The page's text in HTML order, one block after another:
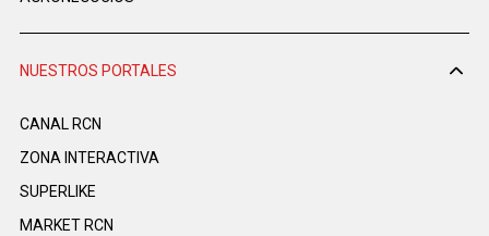
NUESTROS PORTALES
CANAL RCN
ZONA INTERACTIVA
SUPERLIKE
MARKET RCN